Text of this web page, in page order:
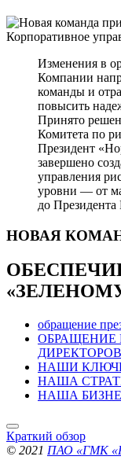
Корпоративное
Изменения в
Компании
команды и
повысить
Принято
Комитета по
Президент
завершено
управления
уровни — от
до
НОВАЯ
обращение
ОБРАЩЕНИЕ
ДИРЕКТОРОВ
НАШИ
НАША
НАША
Краткий обзор
© 2021 ПАО «ГМК